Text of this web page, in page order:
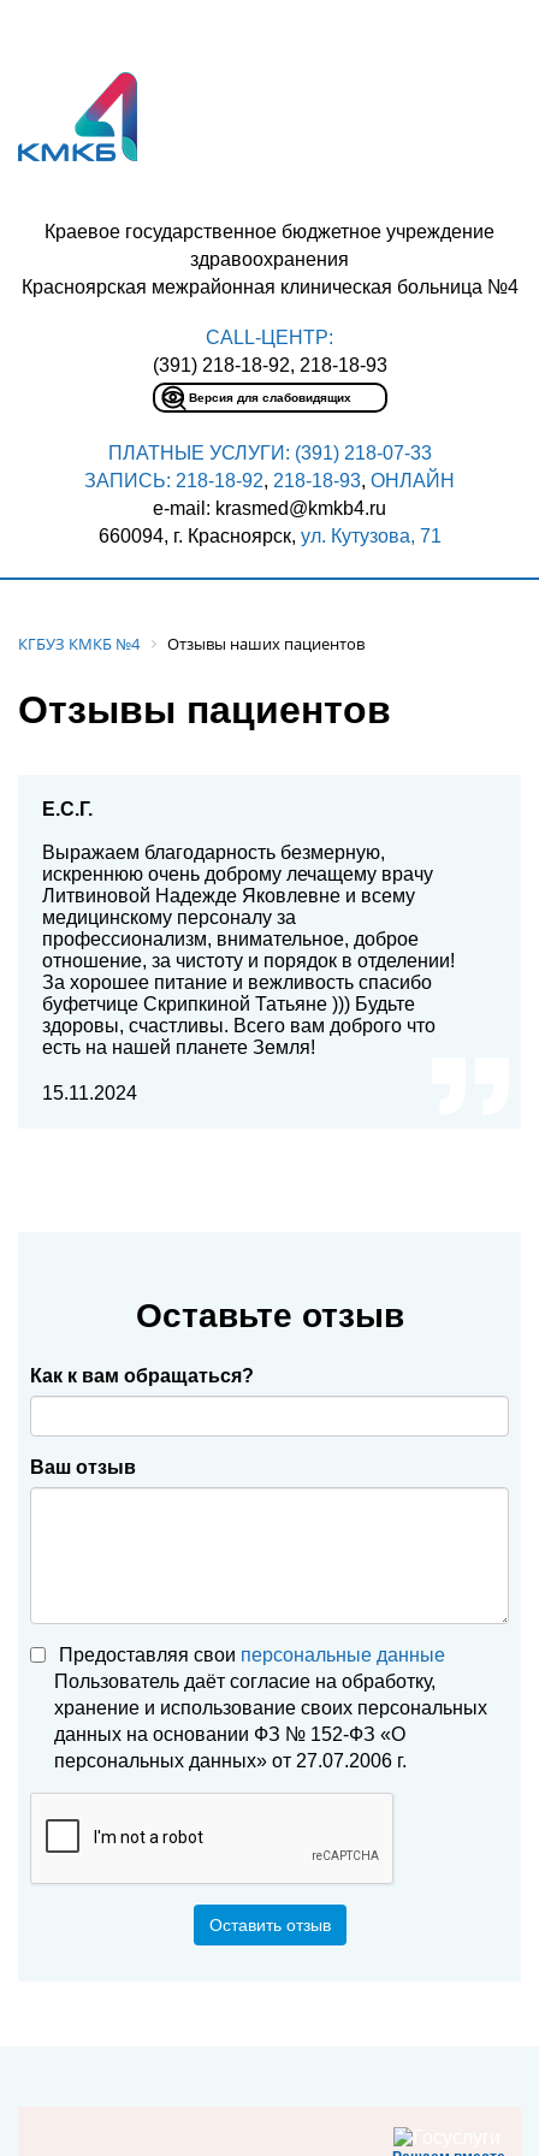
CALL-ЦЕНТР:
(391) 218-18-92, 218-18-93
Версия для слабовидящих
Краевое государственное бюджетное учреждение
здравоохранения
Красноярская межрайонная клиническая больница №4
ПЛАТНЫЕ УСЛУГИ: (391) 218-07-33
ЗАПИСЬ: 218-18-92, 218-18-93, ОНЛАЙН
e-mail: krasmed@kmkb4.ru
660094, г. Красноярск, ул. Кутузова, 71
КГБУЗ КМКБ №4 Отзывы наших пациентов
Отзывы пациентов
Е.С.Г.
Выражаем благодарность безмерную,
искреннюю очень доброму лечащему врачу
Литвиновой Надежде Яковлевне и всему
медицинскому персоналу за
профессионализм, внимательное, доброе
отношение, за чистоту и порядок в отделении!
За хорошее питание и вежливость спасибо
буфетчице Скрипкиной Татьяне ))) Будьте
здоровы, счастливы. Всего вам доброго что
есть на нашей планете Земля!
15.11.2024
Оставьте отзыв
Как к вам обращаться?
Ваш отзыв
Предоставляя свои персональные данные
Пользователь даёт согласие на обработку,
хранение и использование своих персональных
данных на основании ФЗ № 152-ФЗ «О
персональных данных» от 27.07.2006 г.
Оставить отзыв